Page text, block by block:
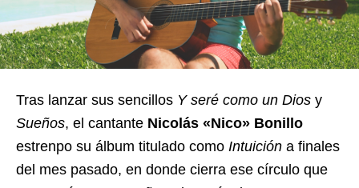
Tras lanzar sus sencillos Y seré como un Dios y
Sueños, el cantante Nicolás «Nico» Bonillo
estrenpo su álbum titulado como Intuición a finales
del mes pasado, en donde cierra ese círculo que